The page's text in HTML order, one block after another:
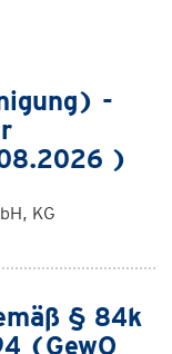
-
)
KG
§ 84k
(GewO